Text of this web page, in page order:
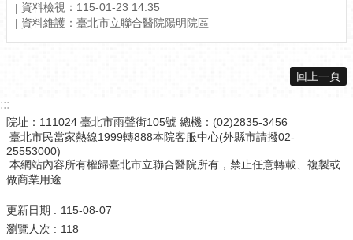
資料檢視：115-01-23 14:35
資料維護：臺北市立聯合醫院陽明院區
回上一頁
:::
院址：111024 臺北市雨聲街105號 總機：(02)2835-3456
臺北市民當家熱線1999轉888本院客服中心(外縣市請撥02-
25553000)
本網站內容所有權歸臺北市立聯合醫院所有，禁止任意轉載、複製或
做商業用途
更新日期
115-08-07
瀏覽人次
118